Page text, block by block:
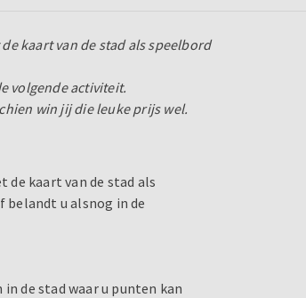
kaart van de stad als speelbord
volgende activiteit.
win jij die leuke prijs wel.
de kaart van de stad als
belandt u alsnog in de
de stad waar u punten kan